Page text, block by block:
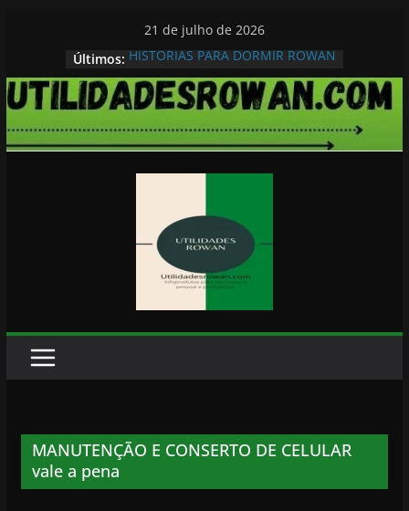
conteúdo
21 de julho de 2026
Últimos: HISTORIAS PARA DORMIR ROWAN
MANUTENÇÃO E CONSERTO DE CELULAR
vale a pena